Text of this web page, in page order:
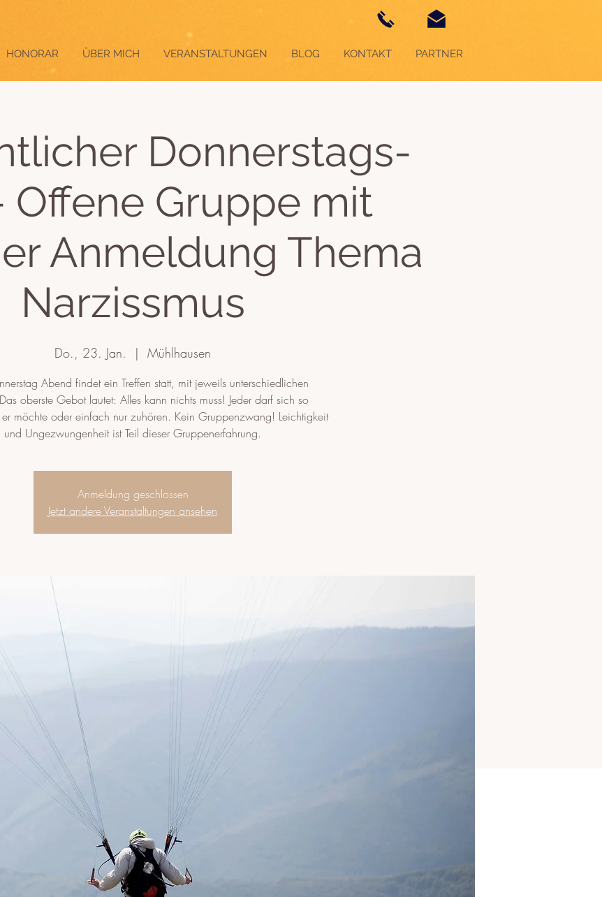
HONORAR ÜBER MICH VERANSTALTUNGEN BLOG KONTAKT PARTNER
Donnerstags-
Offene Gruppe mit
Anmeldung Thema
Narzissmus
Do., 23. Jan.
  |
Mühlhausen
Abend findet ein Treffen statt, mit jeweils unterschiedlichen
oberste Gebot lautet: Alles kann nichts muss! Jeder darf sich so
möchte oder einfach nur zuhören. Kein Gruppenzwang! Leichtigkeit
und Ungezwungenheit ist Teil dieser Gruppenerfahrung.
Anmeldung geschlossen
Jetzt andere Veranstaltungen ansehen